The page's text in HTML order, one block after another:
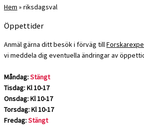
Hem » riksdagsval
Öppettider
Anmäl gärna ditt besök i förväg till
vi meddela dig eventuella ändringar av
Måndag:Stängt
Tisdag: Kl 10-17
Onsdag: Kl 10-17
Torsdag: Kl 10-17
Fredag:Stängt